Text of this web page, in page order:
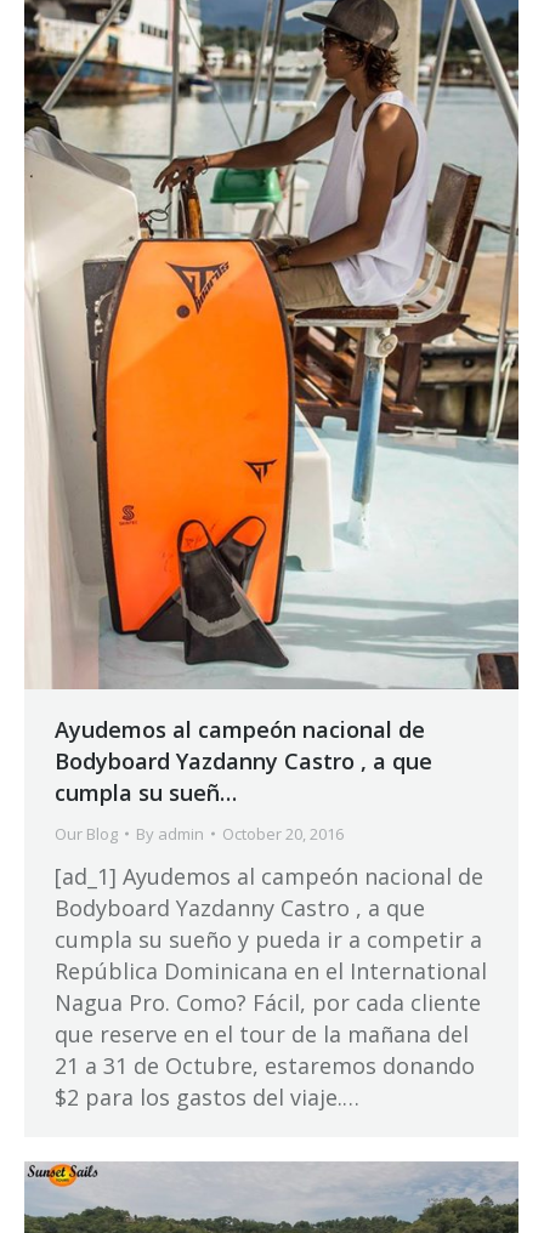
Ayudemos al campeón nacional de
Bodyboard Yazdanny Castro , a que
cumpla su sueñ…
Our Blog By admin October 20, 2016
[ad_1] Ayudemos al campeón nacional de
Bodyboard Yazdanny Castro , a que
cumpla su sueño y pueda ir a competir a
República Dominicana en el International
Nagua Pro. Como? Fácil, por cada cliente
que reserve en el tour de la mañana del
21 a 31 de Octubre, estaremos donando
$2 para los gastos del viaje.…